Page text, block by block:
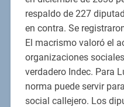
respaldo de 227
en contra. Se
El macrismo valoró el
organizaciones
verdadero Indec. Para
norma puede servir
social callejero. Los